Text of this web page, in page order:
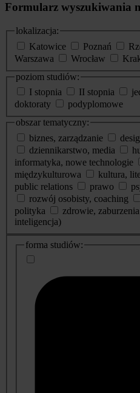
Formularz wyszukiwania
lokalizacja:
Katowice
Poznań
Warszawa
Wrocław
poziom studiów:
I stopnia
II stopnia
doktoraty
podyplomowe
obszar tematyczny:
biznes, zarządzanie
dziennikarstwo, media
informatyka, nowe technologie
międzykulturowa
kultura,
public relations
prawo
rozwój osobisty, coaching
polityka
zdrowie,
inteligencja)
dodatkowe
informacje
forma studiów: